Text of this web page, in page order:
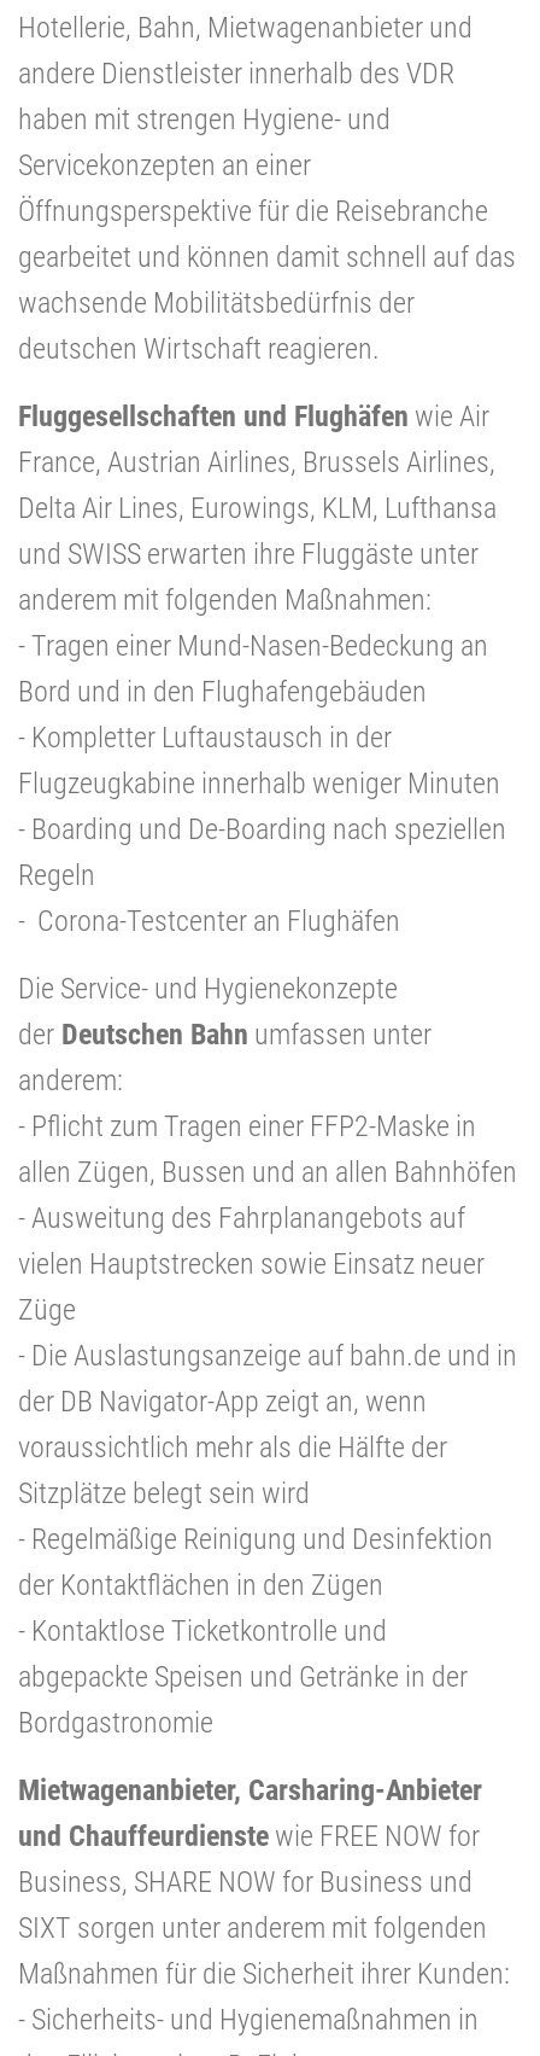
Hotellerie, Bahn, Mietwagenanbieter und
andere Dienstleister innerhalb des VDR
haben mit strengen Hygiene- und
Servicekonzepten an einer
Öffnungsperspektive für die Reisebranche
gearbeitet und können damit schnell auf das
wachsende Mobilitätsbedürfnis der
deutschen Wirtschaft reagieren.
Fluggesellschaften und Flughäfen wie Air
France, Austrian Airlines, Brussels Airlines,
Delta Air Lines, Eurowings, KLM, Lufthansa
und SWISS erwarten ihre Fluggäste unter
anderem mit folgenden Maßnahmen:
- Tragen einer Mund-Nasen-Bedeckung an
Bord und in den Flughafengebäuden
- Kompletter Luftaustausch in der
Flugzeugkabine innerhalb weniger Minuten
- Boarding und De-Boarding nach speziellen
Regeln
- Corona-Testcenter an Flughäfen
Die Service- und Hygienekonzepte
der Deutschen Bahn umfassen unter
anderem:
- Pflicht zum Tragen einer FFP2-Maske in
allen Zügen, Bussen und an allen Bahnhöfen
- Ausweitung des Fahrplanangebots auf
vielen Hauptstrecken sowie Einsatz neuer
Züge
- Die Auslastungsanzeige auf bahn.de und in
der DB Navigator-App zeigt an, wenn
voraussichtlich mehr als die Hälfte der
Sitzplätze belegt sein wird
- Regelmäßige Reinigung und Desinfektion
der Kontaktflächen in den Zügen
- Kontaktlose Ticketkontrolle und
abgepackte Speisen und Getränke in der
Bordgastronomie
Mietwagenanbieter, Carsharing-Anbieter
und Chauffeurdienste wie FREE NOW for
Business, SHARE NOW for Business und
SIXT sorgen unter anderem mit folgenden
Maßnahmen für die Sicherheit ihrer Kunden:
- Sicherheits- und Hygienemaßnahmen in